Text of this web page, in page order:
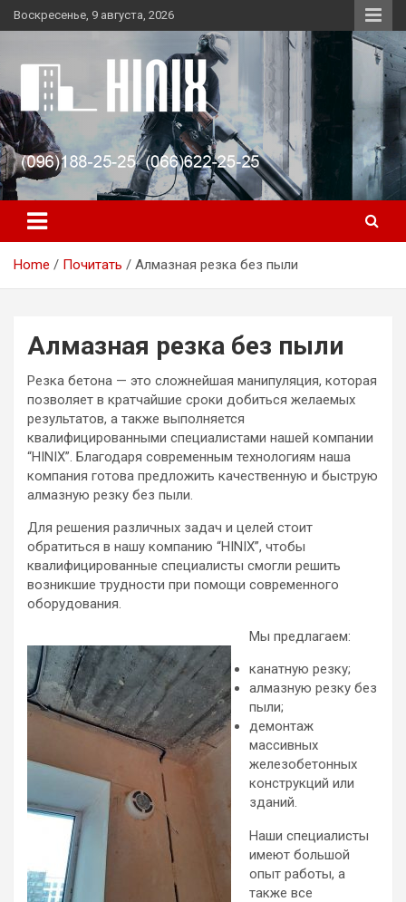
Skip
to
Воскресенье, 9 августа, 2026
Алмазная резка Бетона,
Алмазное сверление,
Демонтаж Любой
сложности.
Алмазное сверление, резка и демонтаж бетона. Быстро и
качетвенно. Обращайтесь! Оперативность ·
Профессионализм · Высокое качество · Доступные цены
Home Почитать Алмазная резка без пыли
Алмазная резка без пыли
Резка бетона — это сложнейшая манипуляция, которая
позволяет в кратчайшие сроки добиться желаемых
результатов, а также выполняется
квалифицированными специалистами нашей компании
“HINIX”. Благодаря современным технологиям наша
компания готова предложить качественную и быструю
алмазную резку без пыли.
Для решения различных задач и целей стоит
обратиться в нашу компанию “HINIX”, чтобы
квалифицированные специалисты смогли решить
возникшие трудности при помощи современного
оборудования.
Мы предлагаем:
канатную резку;
алмазную резку без
пыли;
демонтаж
массивных
железобетонных
конструкций или
зданий.
Наши специалисты
имеют большой
опыт работы, а
также все